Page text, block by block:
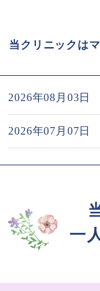
当クリニックは
2026年08月03日
2026年07月07日
一